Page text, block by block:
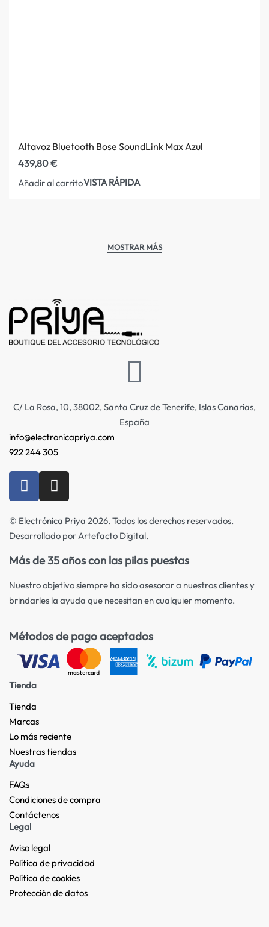
Altavoz Bluetooth Bose SoundLink Max Azul
439,80€
Añadir al carritoVISTA RÁPIDA
C/ La Rosa, 10, 38002, Santa Cruz de Tenerife, Islas Canarias,
España
info@electronicapriya.com
922 244 305
© Electrónica Priya 2026. Todos los derechos reservados.
Desarrollado por Artefacto Digital.
Más de 35 años con las pilas puestas
Nuestro objetivo siempre ha sido asesorar a nuestros clientes y
brindarles la ayuda que necesitan en cualquier momento.
Métodos de pago aceptados
Tienda
Tienda
Marcas
Lo más reciente​
Nuestras tiendas​
Ayuda
FAQs
Condiciones de compra
Contáctenos
Legal
Aviso legal
Política de privacidad
Política de cookies
Protección de datos